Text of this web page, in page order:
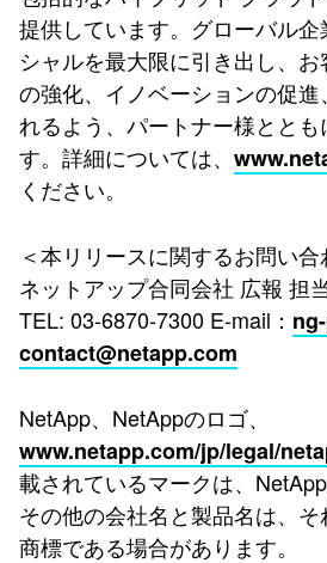
提供しています。グローバル
シャルを最大限に引き出し、
の強化、イノベーションの促
れるよう、パートナー様ととも
す。詳細については、
ください。
＜本リリースに関するお問い合
ネットアップ合同会社 広報 担
TEL: 03-6870-7300 E-mail：
contact@netapp.com
NetApp、NetAppのロゴ、
www.netapp.com/jp/legal/
載されているマークは、
その他の会社名と製品名は、
商標である場合があります。